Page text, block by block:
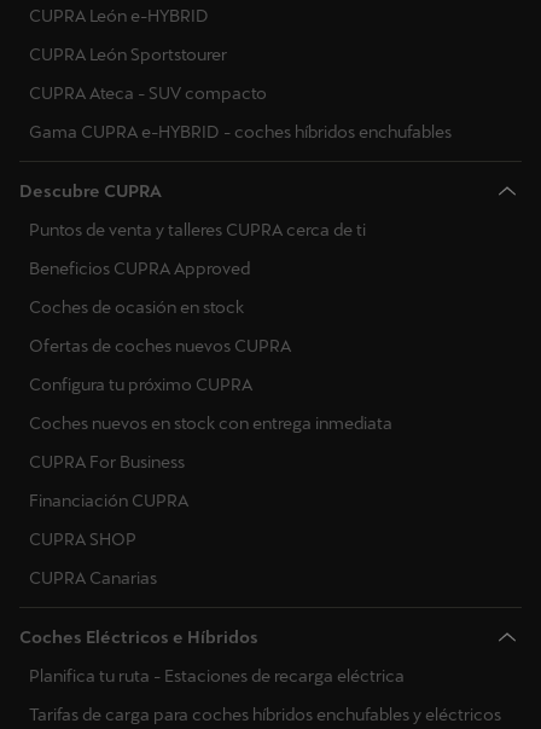
Carga en casa
Estado del vehículo
Informe sobre la salud del vehículo
Posición de aparcamiento
Claxon e intermitentes
Bloqueo y desbloqueo remoto
Ventilación remota
Actualización de mapas en línea
Importación de destinos en línea
Importación de rutas en línea
Remote Climatization
Estado del vehículo
Posición de aparcamiento
Claxon e intermitentes
Alerta antirrobo
Información del tráfico en línea
CUPRA León e-HYBRID
CUPRA León Sportstourer
CUPRA Ateca - SUV compacto
Gama CUPRA e-HYBRID - coches híbridos enchufables
Descubre CUPRA
Puntos de venta y talleres CUPRA cerca de ti
Beneficios CUPRA Approved
Coches de ocasión en stock
Ofertas de coches nuevos CUPRA
Configura tu próximo CUPRA
Coches nuevos en stock con entrega inmediata
CUPRA For Business
Financiación CUPRA
CUPRA SHOP
CUPRA Canarias
Coches Eléctricos e Híbridos
Planifica tu ruta - Estaciones de recarga eléctrica
Tarifas de carga para coches híbridos enchufables y eléctricos